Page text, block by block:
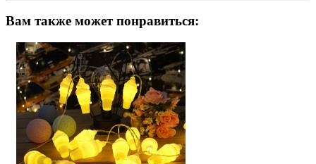
Вам также может понравиться: